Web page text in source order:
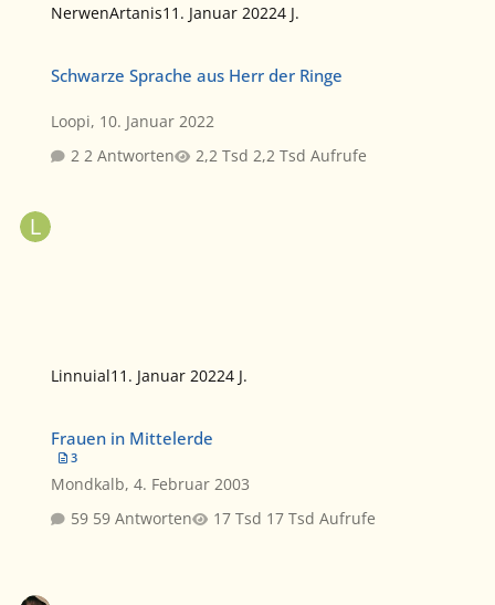
NerwenArtanis11. Januar 20224 J.
Schwarze Sprache aus Herr der Ringe
Loopi, 10. Januar 2022
2 Antworten
2,2 Tsd Aufrufe
Linnuial11. Januar 20224 J.
Frauen in Mittelerde
3
Mondkalb,4. Februar 2003
59 Antworten
17 Tsd Aufrufe